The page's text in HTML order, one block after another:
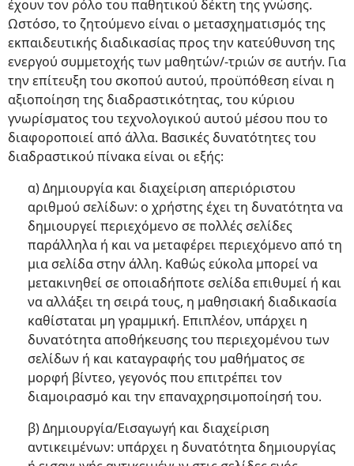
έχουν τον ρόλο του παθητικού δέκτη της γνώσης.
Ωστόσο, το ζητούμενο είναι ο μετασχηματισμός της
εκπαιδευτικής διαδικασίας προς την κατεύθυνση της
ενεργού συμμετοχής των μαθητών/-τριών σε αυτήν. Για
την επίτευξη του σκοπού αυτού, προϋπόθεση είναι η
αξιοποίηση της διαδραστικότητας, του κύριου
γνωρίσματος του τεχνολογικού αυτού μέσου που το
διαφοροποιεί από άλλα. Βασικές δυνατότητες του
διαδραστικού πίνακα είναι οι εξής:
α) Δημιουργία και διαχείριση απεριόριστου
αριθμού σελίδων: ο χρήστης έχει τη δυνατότητα να
δημιουργεί περιεχόμενο σε πολλές σελίδες
παράλληλα ή και να μεταφέρει περιεχόμενο από τη
μια σελίδα στην άλλη. Καθώς εύκολα μπορεί να
μετακινηθεί σε οποιαδήποτε σελίδα επιθυμεί ή και
να αλλάξει τη σειρά τους, η μαθησιακή διαδικασία
καθίσταται μη γραμμική. Επιπλέον, υπάρχει η
δυνατότητα αποθήκευσης του περιεχομένου των
σελίδων ή και καταγραφής του μαθήματος σε
μορφή βίντεο, γεγονός που επιτρέπει τον
διαμοιρασμό και την επαναχρησιμοποίησή του.
β) Δημιουργία/Εισαγωγή και διαχείριση
αντικειμένων: υπάρχει η δυνατότητα δημιουργίας